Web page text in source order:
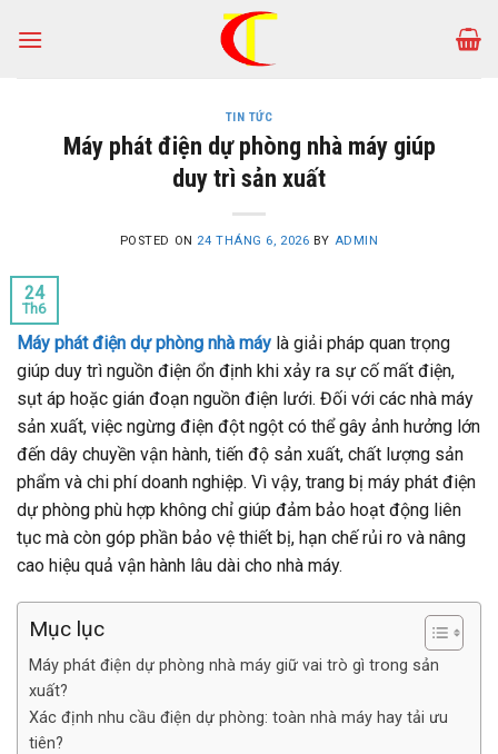
TIN TỨC
Máy phát điện dự phòng nhà máy giúp
duy trì sản xuất
POSTED ON 24 THÁNG 6, 2026 BY ADMIN
24
Th6
Máy phát điện dự phòng nhà máy là giải pháp quan trọng
giúp duy trì nguồn điện ổn định khi xảy ra sự cố mất điện,
sụt áp hoặc gián đoạn nguồn điện lưới. Đối với các nhà máy
sản xuất, việc ngừng điện đột ngột có thể gây ảnh hưởng lớn
đến dây chuyền vận hành, tiến độ sản xuất, chất lượng sản
phẩm và chi phí doanh nghiệp. Vì vậy, trang bị máy phát điện
dự phòng phù hợp không chỉ giúp đảm bảo hoạt động liên
tục mà còn góp phần bảo vệ thiết bị, hạn chế rủi ro và nâng
cao hiệu quả vận hành lâu dài cho nhà máy.
Mục lục
Máy phát điện dự phòng nhà máy giữ vai trò gì trong sản
xuất?
Xác định nhu cầu điện dự phòng: toàn nhà máy hay tải ưu
tiên?